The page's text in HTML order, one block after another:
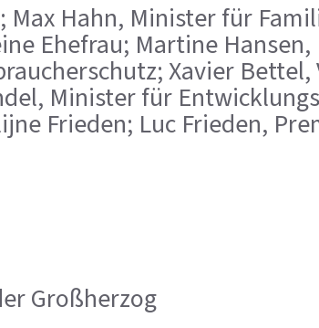
Max Hahn, Minister für
Ehefrau; Martine
Xavier
Minister für
Frieden; Luc Frieden,
Großherzog